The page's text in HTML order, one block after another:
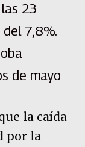
las 23
7,8%.
de mayo
la caída
por la